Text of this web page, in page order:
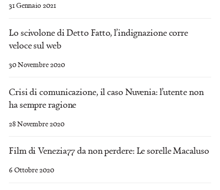
31 Gennaio 2021
Lo scivolone di Detto Fatto, l’indignazione corre
veloce sul web
30 Novembre 2020
Crisi di comunicazione, il caso Nuvenia: l’utente non
ha sempre ragione
28 Novembre 2020
Film di Venezia77 da non perdere: Le sorelle Macaluso
6 Ottobre 2020